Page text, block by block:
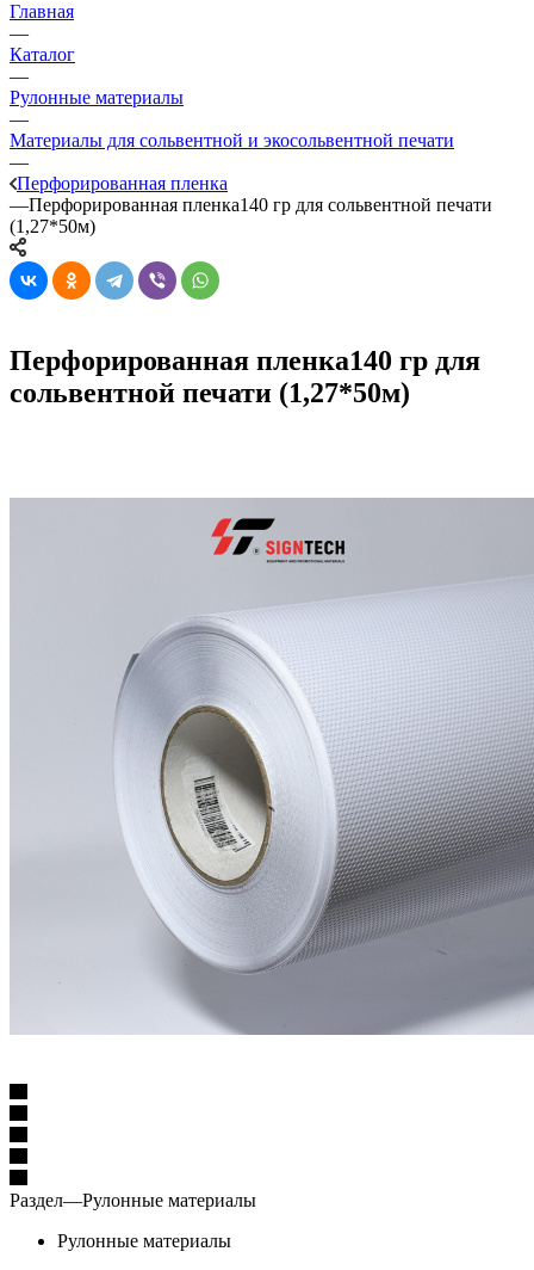
Главная
—
Каталог
—
Рулонные материалы
—
Материалы для сольвентной и экосольвентной печати
—
Перфорированная пленка
—Перфорированная пленка140 гр для сольвентной печати
(1,27*50м)
Перфорированная пленка140 гр для
сольвентной печати (1,27*50м)
Раздел—Рулонные материалы
Рулонные материалы